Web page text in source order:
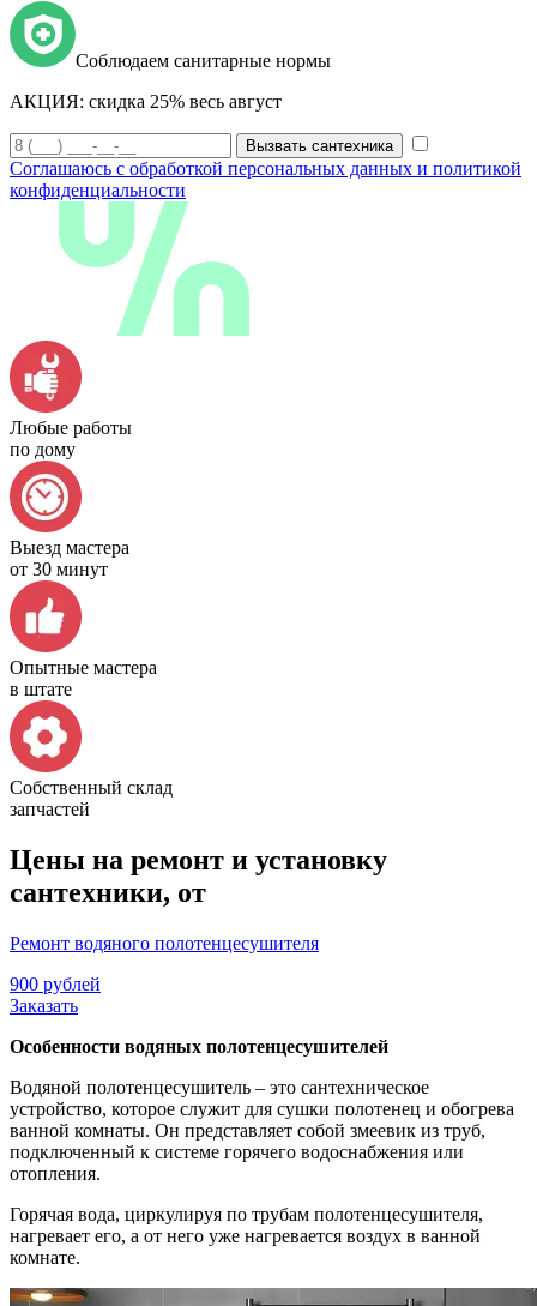
Соблюдаем санитарные нормы
АКЦИЯ: скидка 25% весь август
Вызвать сантехника
Соглашаюсь с обработкой персональных данных и политикой
конфиденциальности
Любые работы
по дому
Выезд мастера
от 30 минут
Опытные мастера
в штате
Собственный склад
запчастей
Цены на ремонт и установку
сантехники, от
Ремонт водяного полотенцесушителя
900 рублей
Заказать
Особенности водяных полотенцесушителей
Водяной полотенцесушитель – это сантехническое
устройство, которое служит для сушки полотенец и обогрева
ванной комнаты. Он представляет собой змеевик из труб,
подключенный к системе горячего водоснабжения или
отопления.
Горячая вода, циркулируя по трубам полотенцесушителя,
нагревает его, а от него уже нагревается воздух в ванной
комнате.